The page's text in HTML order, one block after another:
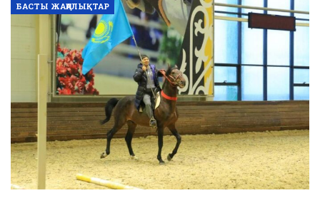
БАСТЫ ЖАҢАЛЫҚТАР